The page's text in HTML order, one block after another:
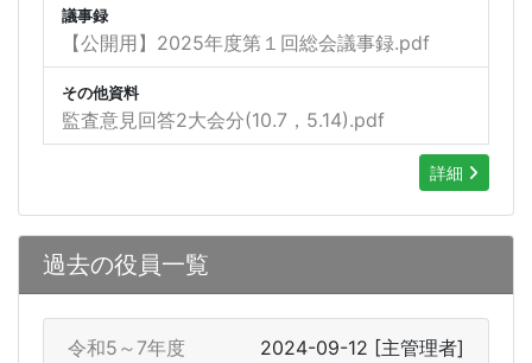
議事録
【公開用】2025年度第１回総会議事録.pdf
その他資料
監査意見回答2大会分(10.7，5.14).pdf
詳細
過去の役員一覧
令和5～7年度 2024-09-12 [主管理者]